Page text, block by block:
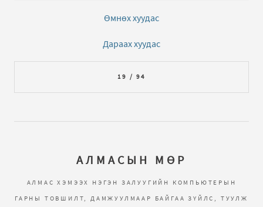
Өмнөх хуудас
Дараах хуудас
19 / 94
АЛМАСЫН МӨР
АЛМАС ХЭМЭЭХ НЭГЭН ЗАЛУУГИЙН КОМПЬЮТЕРЫН
ГАРНЫ ТОВШИЛТ, ДАМЖУУЛМААР БАЙГАА ЗҮЙЛС, ТУУЛЖ